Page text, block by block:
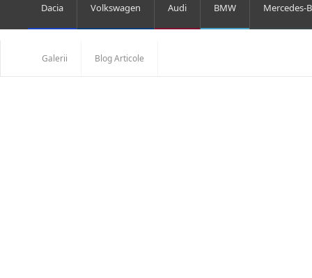
Dacia Volkswagen Audi BMW Mercedes-
Galerii Blog Articole